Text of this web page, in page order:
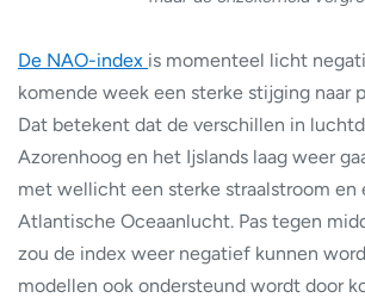
De NAO-index is momenteel licht
komende week een sterke stijging naar
Dat betekent dat de verschillen in
Azorenhoog en het Ijslands laag weer
met wellicht een sterke straalstroom en
Atlantische Oceaanlucht. Pas tegen
zou de index weer negatief kunnen
modellen ook ondersteund wordt door